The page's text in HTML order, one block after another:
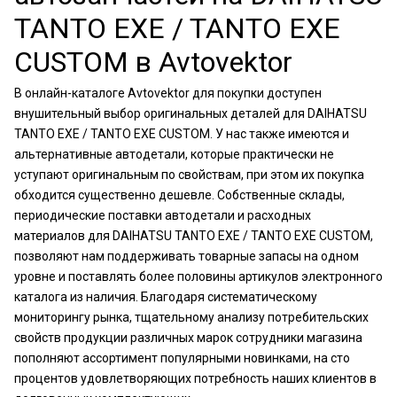
TANTO EXE / TANTO EXE
CUSTOM в Avtovektor
В онлайн-каталоге Avtovektor для покупки доступен
внушительный выбор оригинальных деталей для DAIHATSU
TANTO EXE / TANTO EXE CUSTOM. У нас также имеются и
альтернативные автодетали, которые практически не
уступают оригинальным по свойствам, при этом их покупка
обходится существенно дешевле. Собственные склады,
периодические поставки автодетали и расходных
материалов для DAIHATSU TANTO EXE / TANTO EXE CUSTOM,
позволяют нам поддерживать товарные запасы на одном
уровне и поставлять более половины артикулов электронного
каталога из наличия. Благодаря систематическому
мониторингу рынка, тщательному анализу потребительских
свойств продукции различных марок сотрудники магазина
пополняют ассортимент популярными новинками, на сто
процентов удовлетворяющих потребность наших клиентов в